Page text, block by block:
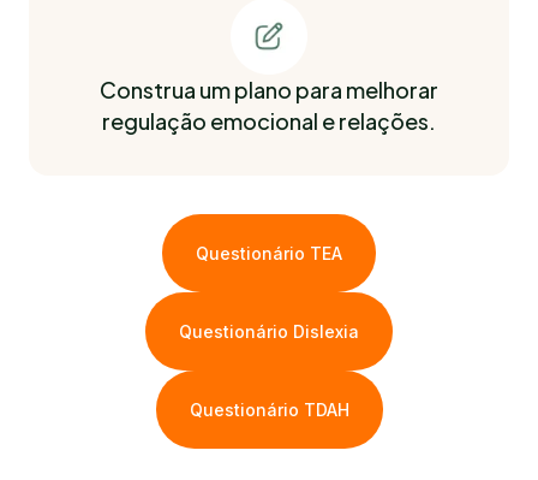
Construa um plano para melhorar
regulação emocional e relações.
Questionário TEA
Questionário Dislexia
Questionário TDAH